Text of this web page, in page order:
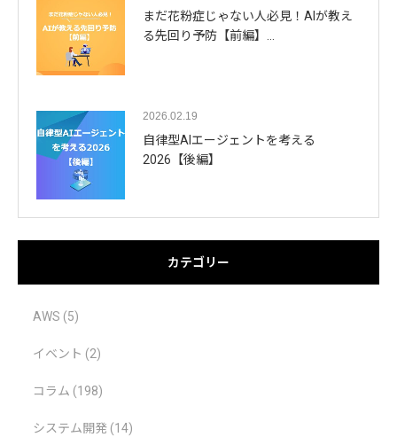
まだ花粉症じゃない人必見！AIが教え
る先回り予防【前編】…
2026.02.19
自律型AIエージェントを考える
2026【後編】
カテゴリー
AWS (5)
イベント (2)
コラム (198)
システム開発 (14)